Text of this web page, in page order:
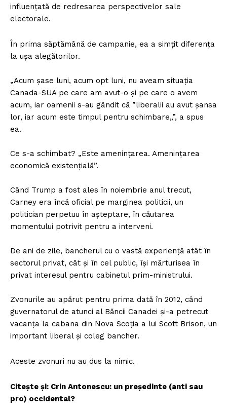
influențată de redresarea perspectivelor sale
electorale.
În prima săptămână de campanie, ea a simțit diferența
la ușa alegătorilor.
„Acum șase luni, acum opt luni, nu aveam situația
Canada-SUA pe care am avut-o și pe care o avem
acum, iar oamenii s-au gândit că ”liberalii au avut șansa
lor, iar acum este timpul pentru schimbare„”, a spus
ea.
Ce s-a schimbat? „Este amenințarea. Amenințarea
economică existențială”.
Când Trump a fost ales în noiembrie anul trecut,
Carney era încă oficial pe marginea politicii, un
politician perpetuu în așteptare, în căutarea
momentului potrivit pentru a interveni.
De ani de zile, bancherul cu o vastă experiență atât în
sectorul privat, cât și în cel public, își mărturisea în
privat interesul pentru cabinetul prim-ministrului.
Zvonurile au apărut pentru prima dată în 2012, când
guvernatorul de atunci al Băncii Canadei și-a petrecut
vacanța la cabana din Nova Scoția a lui Scott Brison, un
important liberal și coleg bancher.
Aceste zvonuri nu au dus la nimic.
Citește și: Crin Antonescu: un președinte (anti sau
pro) occidental?